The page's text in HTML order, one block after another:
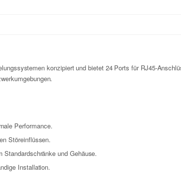
konzipiert und bietet 24 Ports für RJ45-
Performance.
Störeinflüssen.
Standardschränke und Gehäuse.
Installation.